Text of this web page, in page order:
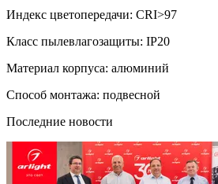
Индекс цветопередачи: CRI>97
Класс пылевлагозащиты: IP20
Материал корпуса: алюминий
Способ монтажа: подвесной
Последние новости